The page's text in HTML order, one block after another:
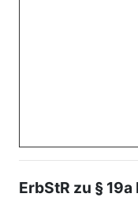
ErbStR zu § 19a